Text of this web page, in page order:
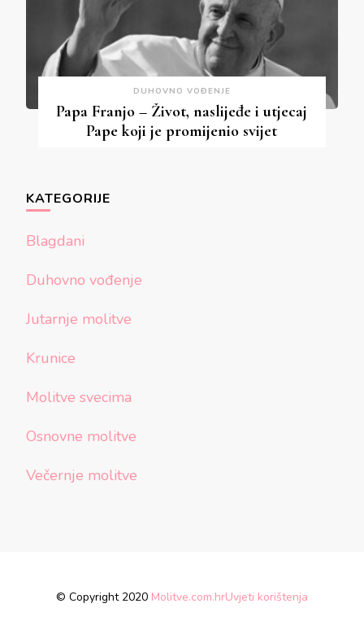
DUHOVNO VOĐENJE
Papa Franjo – Život, naslijeđe i utjecaj
Pape koji je promijenio svijet
KATEGORIJE
Blagdani
Duhovno vođenje
Jutarnje molitve
Krunice
Molitve svecima
Osnovne molitve
Večernje molitve
© Copyright 2020 Molitve.com.hrUvjeti korištenja